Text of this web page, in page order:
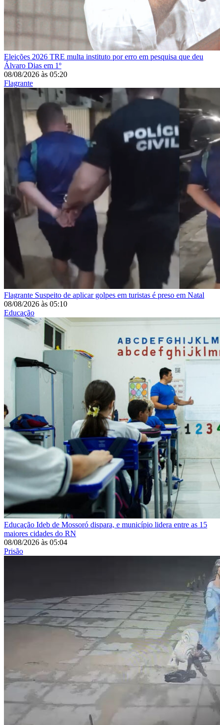
Eleições 2026 TRE multa instituto por erro em pesquisa que deu
Álvaro Dias em 1º
08/08/2026 às 05:20
Flagrante
Flagrante Suspeito de aplicar golpes em turistas é preso em Natal
08/08/2026 às 05:10
Educação
Educação Ideb de Mossoró dispara, e município lidera entre as 15
maiores cidades do RN
08/08/2026 às 05:04
Prisão